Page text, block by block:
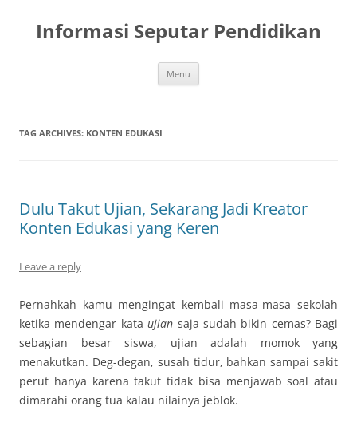
content
Informasi Seputar Pendidikan
Menu
TAG ARCHIVES: KONTEN EDUKASI
Dulu Takut Ujian, Sekarang Jadi Kreator
Konten Edukasi yang Keren
Leave a reply
Pernahkah kamu mengingat kembali masa-masa sekolah
ketika mendengar kataujian saja sudah bikin cemas? Bagi
sebagian besar siswa, ujian adalah momok yang
menakutkan. Deg-degan, susah tidur, bahkan sampai sakit
perut hanya karena takut tidak bisa menjawab soal atau
dimarahi orang tua kalau nilainya jeblok.